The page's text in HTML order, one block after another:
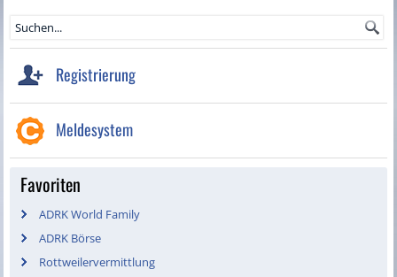
Registrierung
Meldesystem
Favoriten
ADRK World Family
ADRK Börse
Rottweilervermittlung